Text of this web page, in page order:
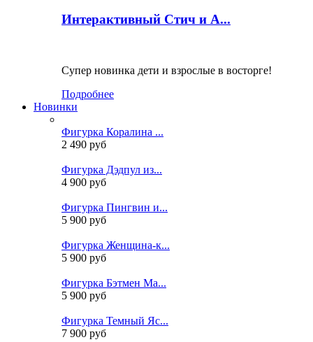
Интерактивный Стич и А...
Супер новинка дети и взрослые в восторге!
Подробнее
Новинки
Фигурка Коралина ...
2 490 руб
Фигурка Дэдпул из...
4 900 руб
Фигурка Пингвин и...
5 900 руб
Фигурка Женщина-к...
5 900 руб
Фигурка Бэтмен Ма...
5 900 руб
Фигурка Темный Яс...
7 900 руб